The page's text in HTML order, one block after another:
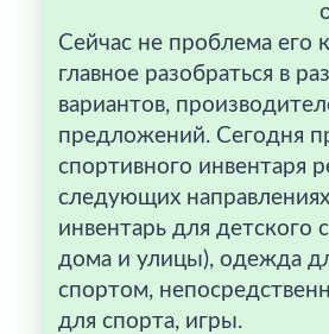
Сейчас не проблема его
главное разобраться в
вариантов,
предложений. Сегодня
спортивного инвентаря
следующих
инвентарь для детского
дома и улицы), одежда
спортом,
для спорта, игры.